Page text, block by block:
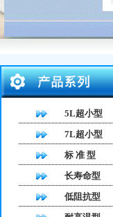
5L超小型
7L超小型
标 准 型
长寿命型
低阻抗型